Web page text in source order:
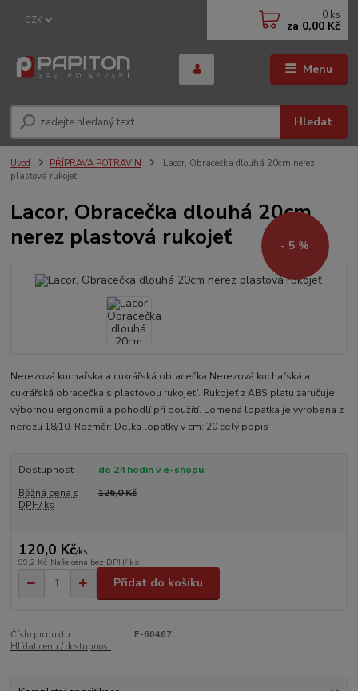
Menu
CZK
Hledat
0 ks
za 0,00 Kč
Úvod PŘÍPRAVA POTRAVIN
Lacor, Obracečka dlouhá 20cm nerez
plastová rukojeť
Lacor, Obracečka dlouhá 20cm
nerez plastová rukojeť
- 5 %
Nerezová kuchařská a cukrářská obracečka Nerezová kuchařská a
cukrářská obracečka s plastovou rukojetí. Rukojeť z ABS platu zaručuje
výbornou ergonomii a pohodlí při použití. Lomená lopatka je vyrobena z
nerezu 18/10. Rozměr: Délka lopatky v cm: 20 celý popis
Dostupnost
do 24 hodin v e-shopu
Běžná cena s
DPH/ ks
126,0 Kč
120,0 Kč/ks
99,2 Kč Naše cena bez DPH/ ks:
Přidat do košíku
Číslo produktu:
E-60467
Hlídat cenu / dostupnost